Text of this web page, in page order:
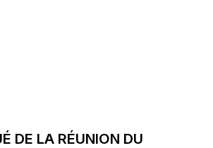
DE LA RÉUNION DU